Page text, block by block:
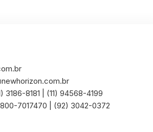
3186-8181 | (11) 94568-4199
7017470 | (92) 3042-0372